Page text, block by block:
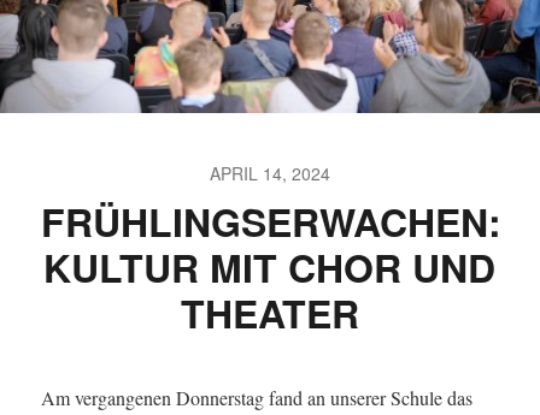
APRIL 14, 2024
FRÜHLINGSERWACHEN:
KULTUR MIT CHOR UND
THEATER
Am vergangenen Donnerstag fand an unserer Schule das